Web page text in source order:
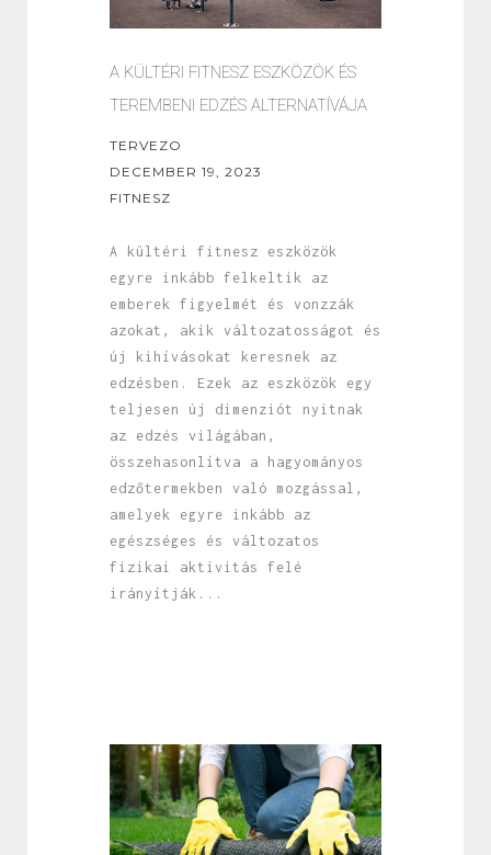
A KÜLTÉRI FITNESZ ESZKÖZÖK ÉS
TEREMBENI EDZÉS ALTERNATÍVÁJA
TERVEZO
DECEMBER 19, 2023
FITNESZ
A kültéri fitnesz eszközök
egyre inkább felkeltik az
emberek figyelmét és vonzzák
azokat, akik változatosságot és
új kihívásokat keresnek az
edzésben. Ezek az eszközök egy
teljesen új dimenziót nyitnak
az edzés világában,
összehasonlítva a hagyományos
edzőtermekben való mozgással,
amelyek egyre inkább az
egészséges és változatos
fizikai aktivitás felé
irányítják...